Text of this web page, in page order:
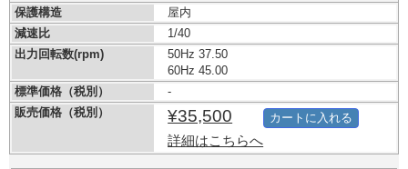
保護構造
屋内
減速比
1/40
出力回転数(rpm)
50Hz 37.50
60Hz 45.00
標準価格（税別）
-
販売価格（税別）
¥35,500
詳細はこちらへ
カートに入れる